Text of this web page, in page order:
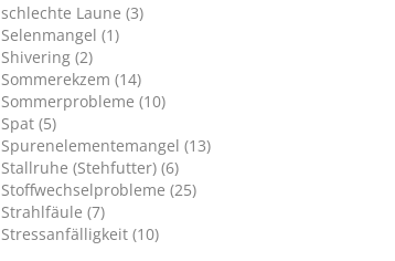
schlechte Laune (3)
Selenmangel (1)
Shivering (2)
Sommerekzem (14)
Sommerprobleme (10)
Spat (5)
Spurenelementemangel (13)
Stallruhe (Stehfutter) (6)
Stoffwechselprobleme (25)
Strahlfäule (7)
Stressanfälligkeit (10)